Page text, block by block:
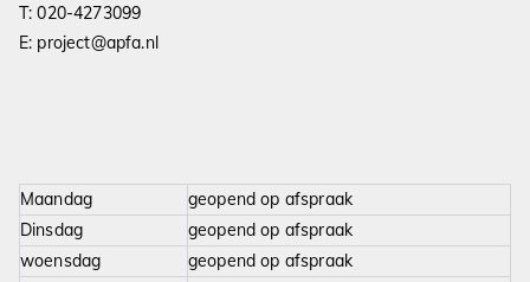
T:020-4273099
E: project@apfa.nl
Maandag
geopend op afspraak
Dinsdag
geopend op afspraak
woensdag
geopend op afspraak